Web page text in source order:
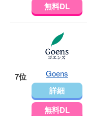
無料DL
7位 Goens
詳細
無料DL